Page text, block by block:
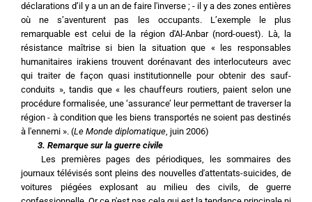
déclarations d’il y a un an de faire l'inverse ; - il y a des zones entières
où ne s’aventurent pas les occupants. L’exemple le plus
remarquable est celui de la région d'Al-Anbar (nord-ouest). Là, la
résistance maîtrise si bien la situation que « les responsables
humanitaires irakiens trouvent dorénavant des interlocuteurs avec
qui traiter de façon quasi institutionnelle pour obtenir des sauf-
conduits », tandis que « les chauffeurs routiers, paient selon une
procédure formalisée, une ‘assurance’ leur permettant de traverser la
région - à condition que les biens transportés ne soient pas destinés
à l'ennemi ». (Le Monde diplomatique, juin 2006)
3. Remarque sur la guerre civile
journaux télévisés sont pleins des nouvelles d'attentats-suicides, de
voitures piégées explosant au milieu des civils, de guerre